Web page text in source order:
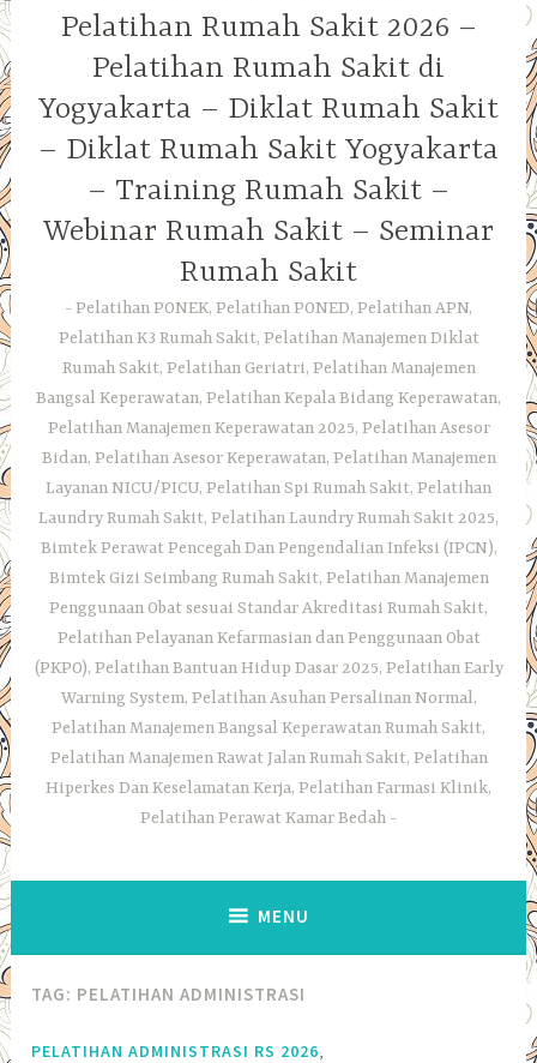
Pelatihan Rumah Sakit 2026 –
Pelatihan Rumah Sakit di
Yogyakarta – Diklat Rumah Sakit
– Diklat Rumah Sakit Yogyakarta
– Training Rumah Sakit –
Webinar Rumah Sakit – Seminar
Rumah Sakit
Pelatihan PONEK, Pelatihan PONED, Pelatihan APN,
Pelatihan K3 Rumah Sakit, Pelatihan Manajemen Diklat
Rumah Sakit, Pelatihan Geriatri, Pelatihan Manajemen
Bangsal Keperawatan, Pelatihan Kepala Bidang Keperawatan,
Pelatihan Manajemen Keperawatan 2025, Pelatihan Asesor
Bidan, Pelatihan Asesor Keperawatan, Pelatihan Manajemen
Layanan NICU/PICU, Pelatihan Spi Rumah Sakit, Pelatihan
Laundry Rumah Sakit, Pelatihan Laundry Rumah Sakit 2025,
Bimtek Perawat Pencegah Dan Pengendalian Infeksi (IPCN),
Bimtek Gizi Seimbang Rumah Sakit, Pelatihan Manajemen
Penggunaan Obat sesuai Standar Akreditasi Rumah Sakit,
Pelatihan Pelayanan Kefarmasian dan Penggunaan Obat
(PKPO), Pelatihan Bantuan Hidup Dasar 2025, Pelatihan Early
Warning System, Pelatihan Asuhan Persalinan Normal,
Pelatihan Manajemen Bangsal Keperawatan Rumah Sakit,
Pelatihan Manajemen Rawat Jalan Rumah Sakit, Pelatihan
Hiperkes Dan Keselamatan Kerja, Pelatihan Farmasi Klinik,
Pelatihan Perawat Kamar Bedah
MENU
TAG: PELATIHAN ADMINISTRASI
PELATIHAN ADMINISTRASI RS 2026